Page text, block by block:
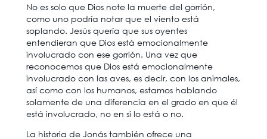
No es solo que Dios note la muerte del gorrión,
como uno podría notar que el viento está
soplando. Jesús quería que sus oyentes
entendieran que Dios está emocionalmente
involucrado con ese gorrión. Una vez que
reconocemos que Dios está emocionalmente
involucrado con las aves, es decir, con los animales,
así como con los humanos, estamos hablando
solamente de una diferencia en el grado en que él
está involucrado, no en si lo está o no.
La historia de Jonás también ofrece una